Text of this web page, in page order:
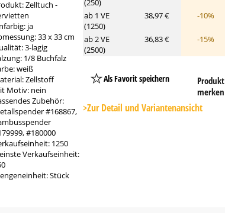
Zelltuch -
ja
33 x 33 cm
3-lagig
1/8 Buchfalz
weiß
Zellstoff
Motiv: nein
Zubehör:
#168867,
#180000
1250
Verkaufseinheit:
Stück
(250)
ab 1 VE
(1250)
38,97 € -10%
ab 2 VE
(2500)
36,83 € -15%
Als Favorit speichern
Button
Produkt
merken
>Zur Detail und Variantenansicht